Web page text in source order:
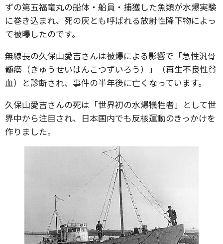
ずの第五福竜丸の船体・船員・捕獲した魚類が水爆実験
に巻き込まれ、死の灰とも呼ばれる放射性降下物によっ
て被曝したのです。
無線長の久保山愛吉さんは被爆による影響で「急性汎骨
髄癆（きゅうせいはんこつずいろう）」（再生不良性貧
血）と診断され、事件の半年後に亡くなっています。
久保山愛吉さんの死は「世界初の水爆犠牲者」として世
界中から注目され、日本国内でも反核運動のきっかけを
作りました。